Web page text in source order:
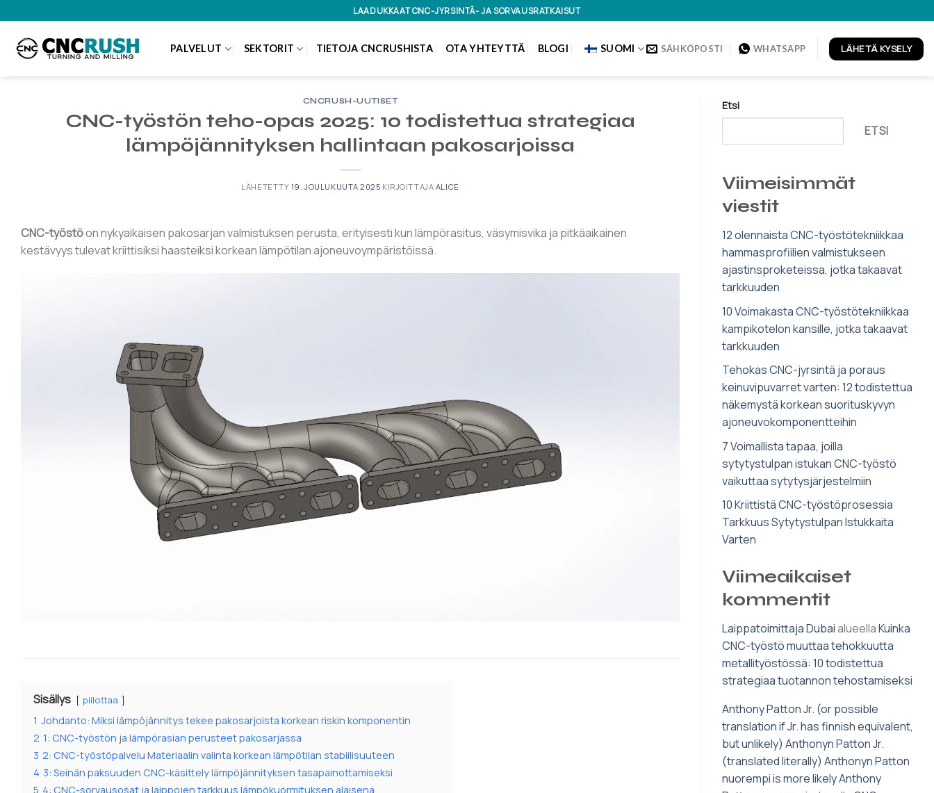
sisältöön
LAADUKKAAT CNC-JYRSINTÄ- JA SORVAUSRATKAISUT
PALVELUT SEKTORIT TIETOJA CNCRUSHISTA OTA YHTEYTTÄ BLOGI SUOMI SÄHKÖPOSTI WHATSAPP LÄHETÄ KYSELY
CNCRUSH-UUTISET
CNC-työstön teho-opas 2025: 10 todistettua strategiaa
lämpöjännityksen hallintaan pakosarjoissa
LÄHETETTY 19. JOULUKUUTA 2025 KIRJOITTAJA ALICE
CNC-työstöon nykyaikaisen pakosarjan valmistuksen perusta, erityisesti kun lämpörasitus, väsymisvika ja pitkäaikainen
kestävyys tulevat kriittisiksi haasteiksi korkean lämpötilan ajoneuvoympäristöissä.
Sisällys piilottaa
1 Johdanto: Miksi lämpöjännitys tekee pakosarjoista korkean riskin komponentin
2 1: CNC-työstön ja lämpörasian perusteet pakosarjassa
3 2: CNC-työstöpalvelu Materiaalin valinta korkean lämpötilan stabiilisuuteen
4 3: Seinän paksuuden CNC-käsittely lämpöjännityksen tasapainottamiseksi
5 4: CNC-sorvausosat ja laippojen tarkkuus lämpökuormituksen alaisena
Etsi
ETSI
Viimeisimmät
viestit
12 olennaista CNC-työstötekniikkaa
hammasprofiilien valmistukseen
ajastinsproketeissa, jotka takaavat
tarkkuuden
10 Voimakasta CNC-työstötekniikkaa
kampikotelon kansille, jotka takaavat
tarkkuuden
Tehokas CNC-jyrsintä ja poraus
keinuvipuvarret varten: 12 todistettua
näkemystä korkean suorituskyvyn
ajoneuvokomponentteihin
7 Voimallista tapaa, joilla
sytytystulpan istukan CNC-työstö
vaikuttaa sytytysjärjestelmiin
10 Kriittistä CNC-työstöprosessia
Tarkkuus Sytytystulpan Istukkaita
Varten
Viimeaikaiset
kommentit
Laippatoimittaja DubaialueellaKuinka
CNC-työstö muuttaa tehokkuutta
metallityöstössä: 10 todistettua
strategiaa tuotannon tehostamiseksi
Anthony Patton Jr. (or possible
translation if Jr. has finnish equivalent,
but unlikely) Anthonyn Patton Jr.
(translated literally) Anthonyn Patton
nuorempi is more likely Anthony